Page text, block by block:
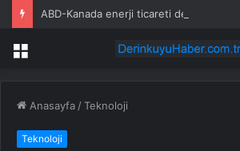
Menü
Anasayfa /Teknoloji
Teknoloji